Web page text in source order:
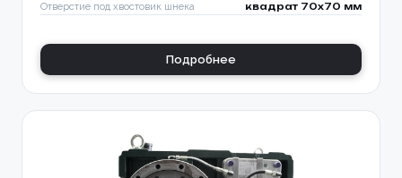
Отверстие под хвостовик шнека квадрат 70х70 мм
Подробнее